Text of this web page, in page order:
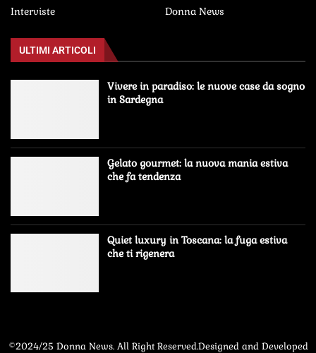
Interviste
Donna News
ULTIMI ARTICOLI
Vivere in paradiso: le nuove case da sogno
in Sardegna
Gelato gourmet: la nuova mania estiva
che fa tendenza
Quiet luxury in Toscana: la fuga estiva
che ti rigenera
©2024/25 Donna News. All Right Reserved.Designed and Developed